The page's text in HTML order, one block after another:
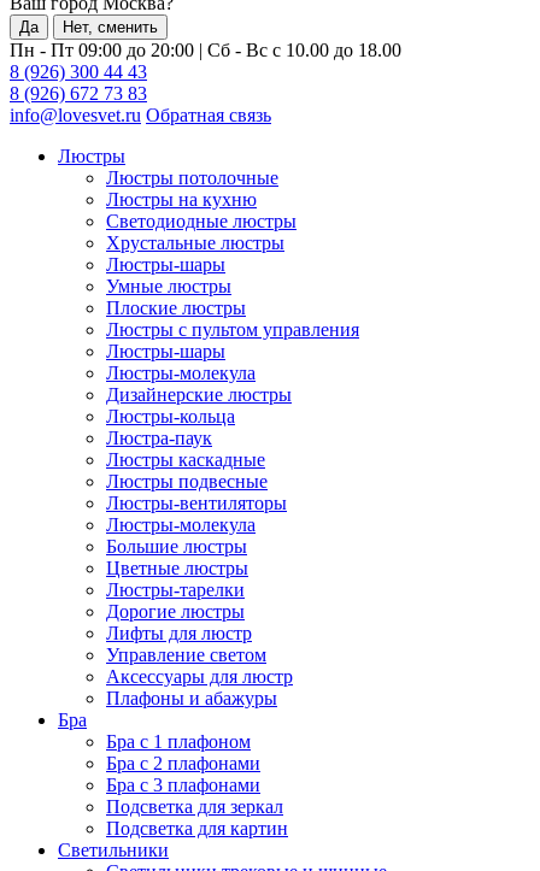
Да Нет, сменить
Пн - Пт 09:00 до 20:00 | Сб - Вс с 10.00 до 18.00
8 (926) 300 44 43
8 (926) 672 73 83
info@lovesvet.ru Обратная связь
Люстры
Люстры потолочные
Люстры на кухню
Светодиодные люстры
Хрустальные люстры
Люстры-шары
Умные люстры
Плоские люстры
Люстры с пультом управления
Люстры-шары
Люстры-молекула
Дизайнерские люстры
Люстры-кольца
Люстра-паук
Люстры каскадные
Люстры подвесные
Люстры-вентиляторы
Люстры-молекула
Большие люстры
Цветные люстры
Люстры-тарелки
Дорогие люстры
Лифты для люстр
Управление светом
Аксессуары для люстр
Плафоны и абажуры
Бра
Бра с 1 плафоном
Бра с 2 плафонами
Бра с 3 плафонами
Подсветка для зеркал
Подсветка для картин
Светильники